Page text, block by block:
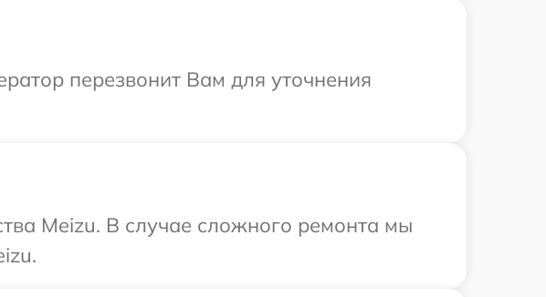
перезвонит Вам для уточнения
Meizu. В случае сложного ремонта мы